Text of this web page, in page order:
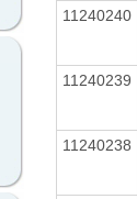
11240240
11240239
11240238